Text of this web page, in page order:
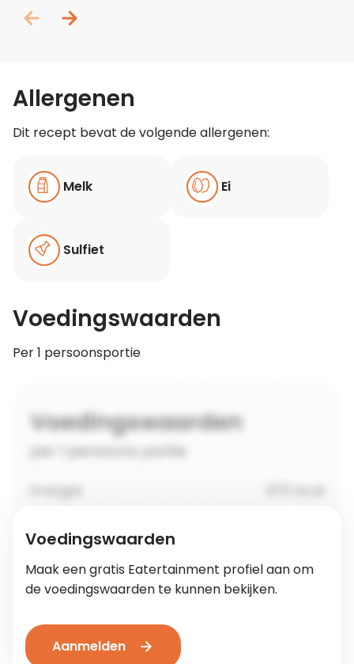
Allergenen
Dit recept bevat de volgende allergenen:
Melk Ei
Sulfiet
Voedingswaarden
Per 1 persoonsportie
Voedingswaarden
Maak een gratis Eatertainment profiel aan om
de voedingswaarden te kunnen bekijken.
Aanmelden